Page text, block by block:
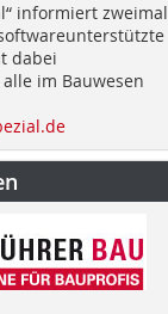
informiert zweimal
dabei
im Bauwesen